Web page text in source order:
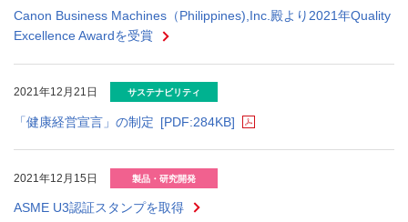
Canon Business Machines（Philippines),Inc.殿より2021年Quality
Excellence Awardを受賞
2021年12月21日 サステナビリティ
「健康経営宣言」の制定 [PDF:284KB]
2021年12月15日 製品・研究開発
ASME U3認証スタンプを取得